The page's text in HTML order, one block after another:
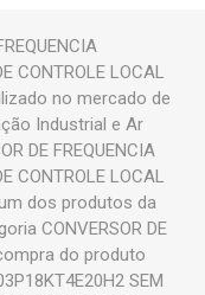
CONTROLE LOCAL
no mercado de
Industrial e Ar
DE FREQUENCIA
CONTROLE LOCAL
dos produtos da
CONVERSOR DE
do produto
SEM